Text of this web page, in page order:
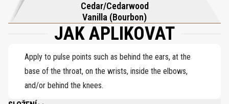
Cedar/Cedarwood
Vanilla (Bourbon)
JAK APLIKOVAT
Apply to pulse points such as behind the ears, at the
base of the throat, on the wrists, inside the elbows,
and/or behind the knees.